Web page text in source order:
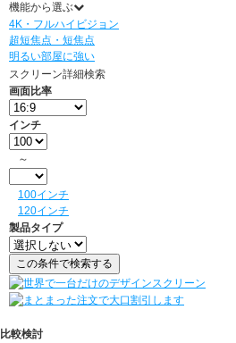
機能から選ぶ
4K・フルハイビジョン
超短焦点・短焦点
明るい部屋に強い
スクリーン詳細検索
画面比率
インチ
～
100インチ
120インチ
製品タイプ
比較検討